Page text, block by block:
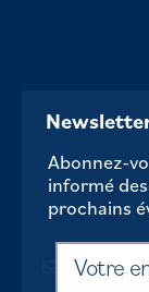
Abonnez-
informé
prochains